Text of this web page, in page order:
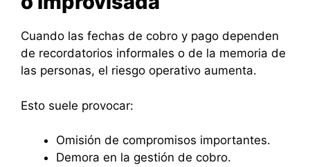
Cuando las fechas de cobro y pago dependen
de recordatorios informales o de la memoria de
las personas, el riesgo operativo aumenta.
Esto suele provocar:
Omisión de compromisos importantes.
Demora en la gestión de cobro.